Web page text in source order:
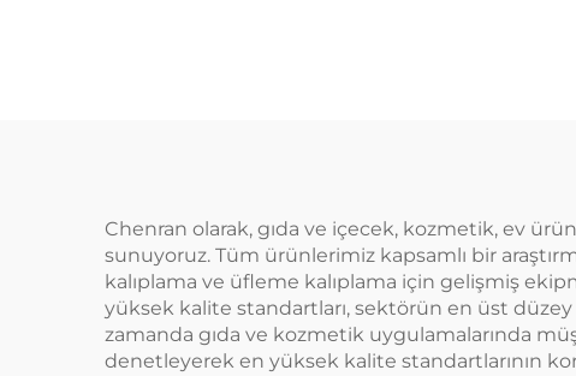
Chenran olarak, gıda ve içecek, kozmetik, ev
sunuyoruz. Tüm ürünlerimiz kapsamlı bir
kalıplama ve üfleme kalıplama için gelişmiş
yüksek kalite standartları, sektörün en üst düzey
zamanda gıda ve kozmetik uygulamalarında
denetleyerek en yüksek kalite standartlarının